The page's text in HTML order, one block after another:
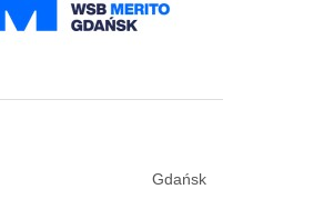
Gdańsk